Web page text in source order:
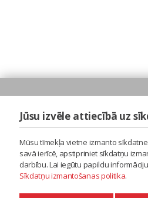
Jūsu izvēle attiecībā uz
Mūsu tīmekļa vietne izmanto
savā ierīcē, apstipriniet sīkdatņu
darbību. Lai iegūtu papildu
Sīkdatņu izmantošanas politika.